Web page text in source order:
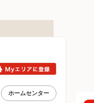
ホームセンター